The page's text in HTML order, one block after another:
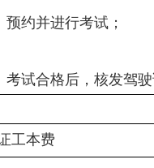
约并进行考试；
试合格后，核发驾驶
工本费